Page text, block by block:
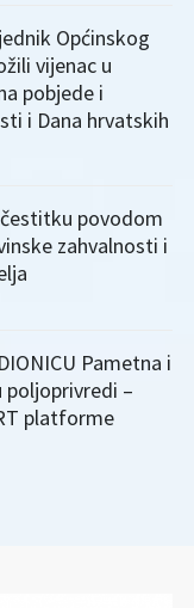
Općinskog
vijenac u
pobjede i
i Dana hrvatskih
povodom
zahvalnosti i
Pametna i
poljoprivredi –
platforme